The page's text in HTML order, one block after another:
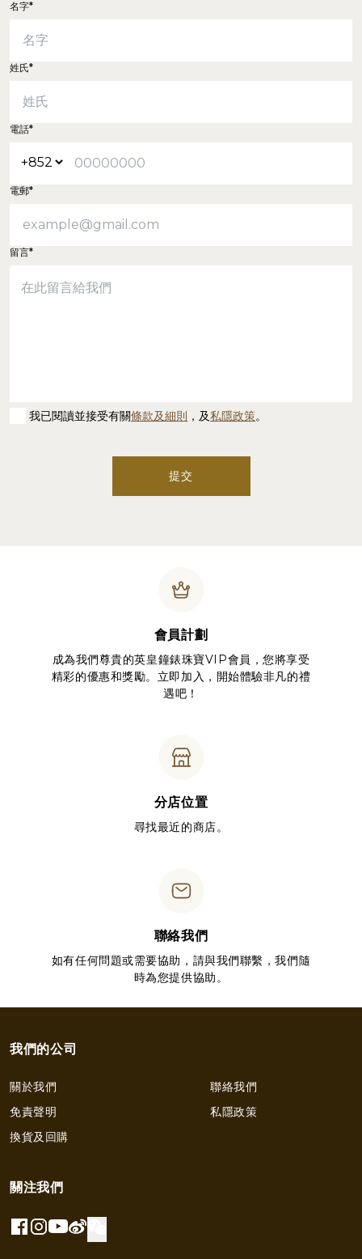
名字*
姓氏*
電話*
電郵*
留言*
我已閱讀並接受有關條款及細則 ，及私隱政策。
提交
會員計劃
成為我們尊貴的英皇鐘錶珠寶VIP會員，您將享受
精彩的優惠和獎勵。立即加入，開始體驗非凡的禮
遇吧！
分店位置
尋找最近的商店。
聯絡我們
如有任何問題或需要協助，請與我們聯繫，我們隨
時為您提供協助。
我們的公司
關於我們
聯絡我們
免責聲明
私隱政策
換貨及回購
關注我們